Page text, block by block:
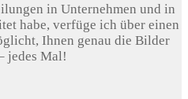
in Unternehmen und in
habe, verfüge ich über einen
Ihnen genau die Bilder
jedes Mal!